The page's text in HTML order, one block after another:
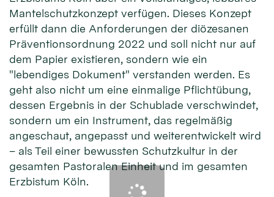
Mantelschutzkonzept verfügen. Dieses Konzept
erfüllt dann die Anforderungen der diözesanen
Präventionsordnung 2022 und soll nicht nur auf
dem Papier existieren, sondern wie ein
"lebendiges Dokument" verstanden werden. Es
geht also nicht um eine einmalige Pflichtübung,
dessen Ergebnis in der Schublade verschwindet,
sondern um ein Instrument, das regelmäßig
angeschaut, angepasst und weiterentwickelt wird
– als Teil einer bewussten Schutzkultur in der
gesamten Pastoralen Einheit und im gesamten
Erzbistum Köln.